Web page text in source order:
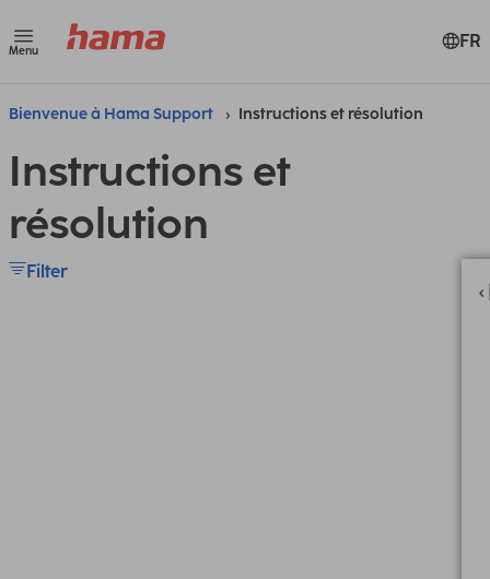
Menu FR
Bienvenue à Hama Support Instructions et résolution
Instructions et
résolution
Filter